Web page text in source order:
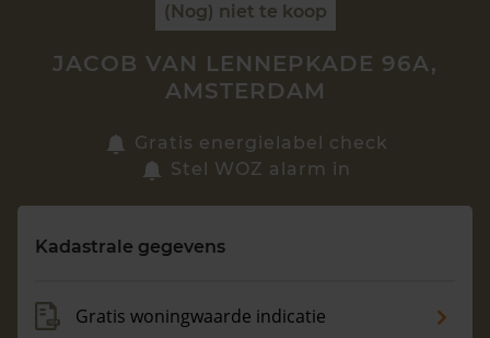
Vragen? Neem contact met ons op
088 220 4200
(Nog) niet te koop
JACOB VAN LENNEPKADE 96A,
AMSTERDAM
Gratis energielabel check
Stel WOZ alarm in
Kadastrale gegevens
Gratis woningwaarde indicatie